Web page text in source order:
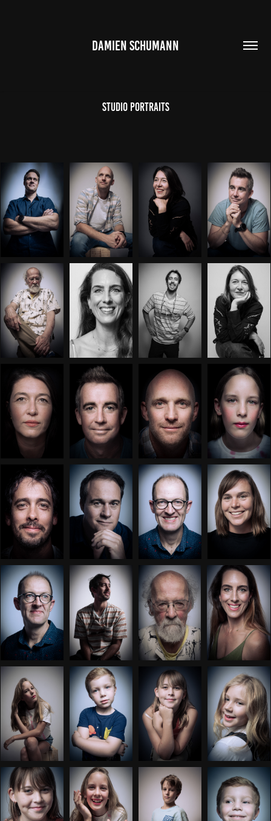
DAMIEN SCHUMANN
Studio Portraits